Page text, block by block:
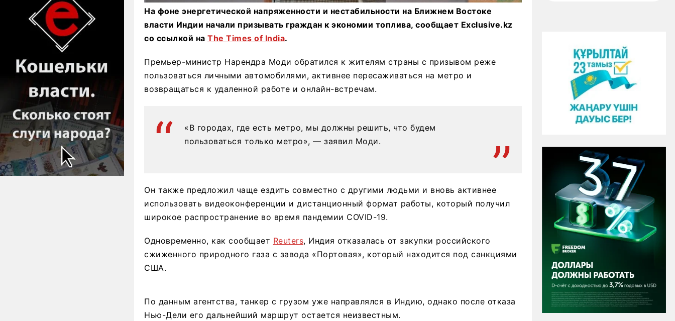
На фоне энергетической напряженности и нестабильности на Ближнем Востоке
власти Индии начали призывать граждан к экономии топлива, сообщает Еxclusive.kz
со ссылкой на The Times of India.
Премьер-министр Нарендра Моди обратился к жителям страны с призывом реже
пользоваться личными автомобилями, активнее пересаживаться на метро и
возвращаться к удаленной работе и онлайн-встречам.
«В городах, где есть метро, мы должны решить, что будем
пользоваться только метро», — заявил Моди.
Он также предложил чаще ездить совместно с другими людьми и вновь активнее
использовать видеоконференции и дистанционный формат работы, который получил
широкое распространение во время пандемии COVID-19.
Одновременно, как сообщает Reuters, Индия отказалась от закупки российского
сжиженного природного газа с завода «Портовая», который находится под санкциями
США.
По данным агентства, танкер с грузом уже направлялся в Индию, однако после отказа
Нью-Дели его дальнейший маршрут остается неизвестным.